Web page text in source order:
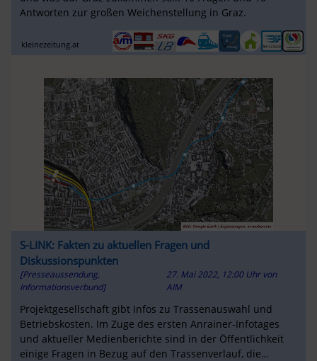
Antworten zur großen Weichenstellung in Graz.
kleinezeitung.at
S-LINK: Fakten zu aktuellen Fragen und
Diskussionspunkten
[Presseaussendung,
Informationsverbund]
27. Mai 2022, 12:00 Uhr von
AIM
Projektgesellschaft gibt Infos zu Trassenauswahl und
Betriebskosten. Im Zuge des ersten Anrainer-Infotages
und aktueller Medienberichte sind in der Öffentlichkeit
einige Fragen in Bezug auf den Trassenverlauf, die